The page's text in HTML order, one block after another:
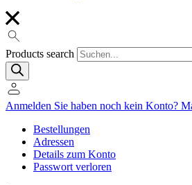
Products search
Anmelden Sie haben noch kein Konto?
Bestellungen
Adressen
Details zum Konto
Passwort verloren